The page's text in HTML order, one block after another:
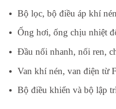
Bộ lọc, bộ điều áp khí
Ống hơi, ống chịu nhiệt
Đầu nối nhanh, nối ren,
Van khí nén, van điện từ
Bộ điều khiển và bộ lập